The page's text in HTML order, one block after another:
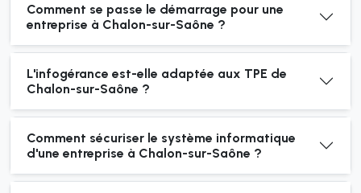
Comment se passe le démarrage pour une
entreprise à Chalon-sur-Saône ?
L'infogérance est-elle adaptée aux TPE de
Chalon-sur-Saône ?
Comment sécuriser le système informatique
d'une entreprise à Chalon-sur-Saône ?